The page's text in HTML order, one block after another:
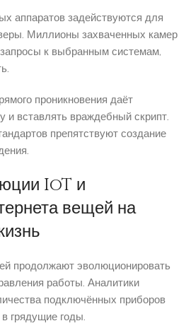
аппаратов задействуются для
Миллионы захваченных камер
к выбранным системам,
проникновения даёт
и вставлять враждебный скрипт.
препятствуют создание
IoT и
вещей на
продолжают эволюционировать
работы. Аналитики
подключённых приборов
грядущие годы.